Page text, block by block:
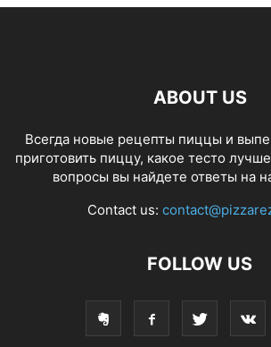
ABOUT US
Всегда новые рецепты пиццы и
приготовить пиццу, какое тесто
вопросы вы найдете ответы на
Contact us:
FOLLOW US